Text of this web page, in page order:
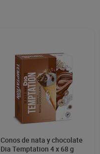
Conos de nata y chocolate
Dia Temptation 4 x 68 g